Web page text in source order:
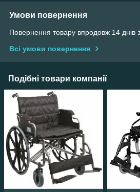
Умови повернення
Повернення товару впродовж 14 днів
Всі умови повернення
Подібні товари компанії